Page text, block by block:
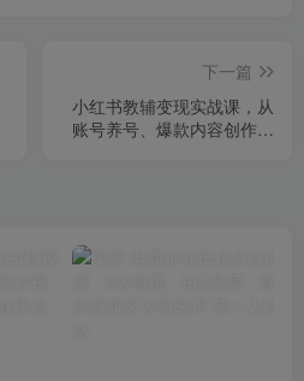
下一篇
小红书教辅变现实战课，从
账号养号、爆款内容创作到